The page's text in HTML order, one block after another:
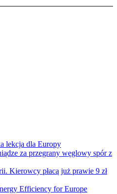
lekcja dla Europy
za przegrany węglowy spór z
Kierowcy płacą już prawie 9 zł
Efficiency for Europe